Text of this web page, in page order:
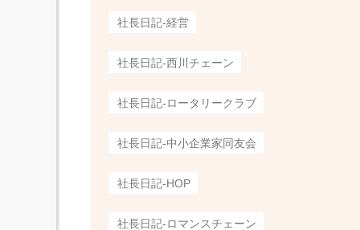
社長日記-経営
社長日記-西川チェーン
社長日記-ロータリークラブ
社長日記-中小企業家同友会
社長日記-HOP
社長日記-ロマンスチェーン